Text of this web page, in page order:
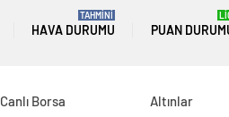
HAVA DURUMU
TAHMİNİ
PUAN
Canlı Borsa
Altınlar